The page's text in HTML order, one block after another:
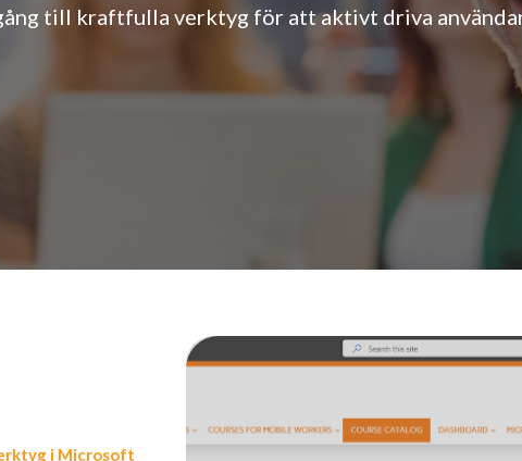
till kraftfulla verktyg för att aktivt driva
i Microsoft